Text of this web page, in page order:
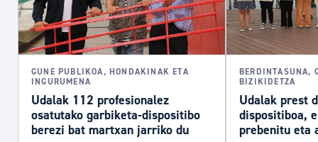
GUNE PUBLIKOA, HONDAKINAK ETA
INGURUMENA
Udalak 112 profesionalez
osatutako garbiketa-dispositibo
berezi bat martxan jarriko du
BERDINTASUNA,
BIZIKIDETZA
Udalak prest
dispositiboa,
prebenitu eta